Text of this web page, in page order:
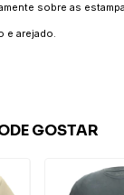
sobre as
e arejado.
GOSTAR